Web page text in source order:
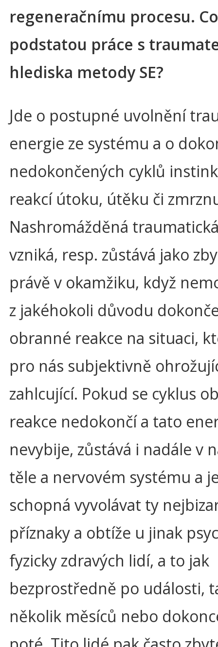
regeneračnímu procesu.
podstatou práce s
hlediska metody SE?
Jde o postupné uvolnění
energie ze systému a o
nedokončených cyklů
reakcí útoku, útěku či
Nashromážděná
vzniká, resp. zůstává jako
právě v okamžiku, když
z jakéhokoli důvodu
obranné reakce na situaci,
pro nás subjektivně
zahlcující. Pokud se cyklus
reakce nedokončí a tato
nevybije, zůstává i nadále v
těle a nervovém systému a
schopná vyvolávat ty
příznaky a obtíže u jinak
fyzicky zdravých lidí, a to jak
bezprostředně po události,
několik měsíců nebo